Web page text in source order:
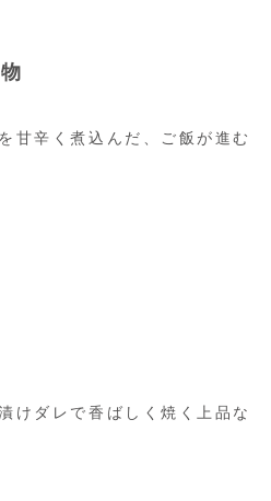
甘辛く煮込んだ、ご飯が進む
けダレで香ばしく焼く上品な